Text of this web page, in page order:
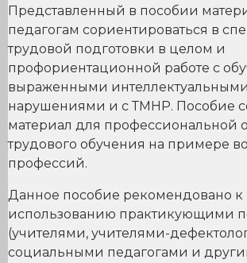
Представленный в пособии
педагогам сориентироваться в
трудовой подготовки в целом и
профориентационной работе с
выраженными интеллектуальными
нарушениями и с ТМНР. Пособие
материал для профессиональной
трудового обучения на примере
профессий.
Данное пособие рекомендовано к
использованию практикующими
(учителями, учителями-
социальными педагогами и